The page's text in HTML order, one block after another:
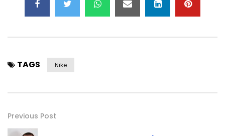
TAGS Nike
Previous Post